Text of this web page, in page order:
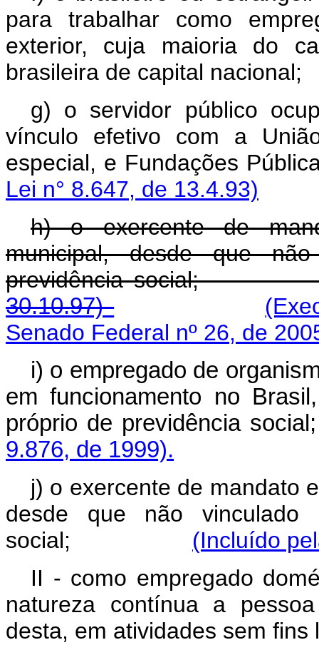
para trabalhar como
exterior, cuja maioria do
brasileira de capital nacional;
g) o servidor público
vínculo efetivo com a
especial, e Fundações
Lei n° 8.647, de 13.4.93)
h) o exercente de
municipal, desde que
previdência
30.10.97)
Senado Federal nº 26, de
i) o empregado de
em funcionamento no
próprio de
9.876, de 1999).
j) o exercente de mandato
desde que não vinculado
social; (Incluído
II - como empregado
natureza contínua a
desta, em atividades sem fins